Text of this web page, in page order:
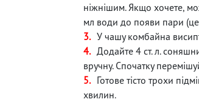
ніжнішим. Якщо хочете,
мл води до появи пари
У чашу комбайна
Додайте 4 ст. л.
вручну. Спочатку
Готове тісто трохи
хвилин.